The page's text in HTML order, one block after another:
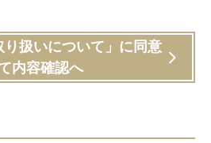
り扱いについて」に同意
内容確認へ